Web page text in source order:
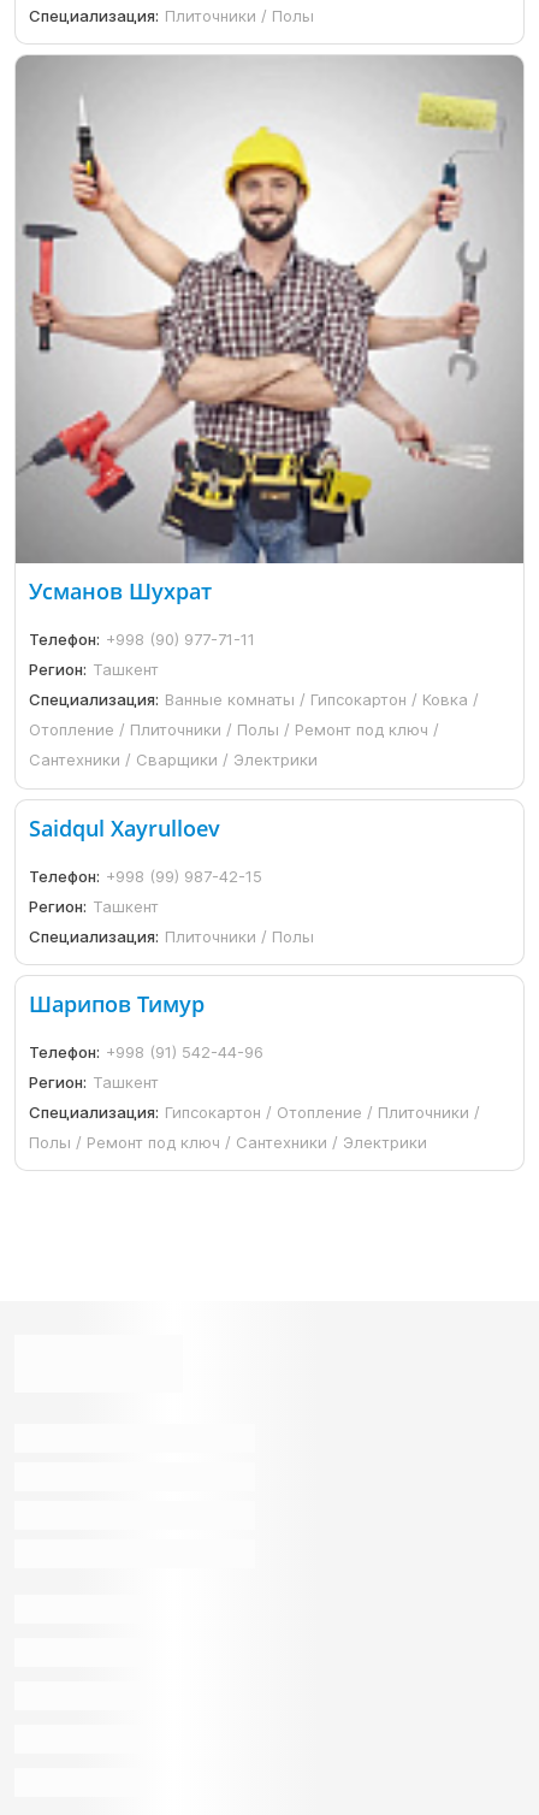
Специализация: Плиточники / Полы
Усманов Шухрат
Телефон: +998 (90) 977-71-11
Регион: Ташкент
Специализация: Ванные комнаты / Гипсокартон / Ковка /
Отопление / Плиточники / Полы / Ремонт под ключ /
Сантехники / Сварщики / Электрики
Saidqul Xayrulloev
Телефон: +998 (99) 987-42-15
Регион: Ташкент
Специализация: Плиточники / Полы
Шарипов Тимур
Телефон: +998 (91) 542-44-96
Регион: Ташкент
Специализация: Гипсокартон / Отопление / Плиточники /
Полы / Ремонт под ключ / Сантехники / Электрики